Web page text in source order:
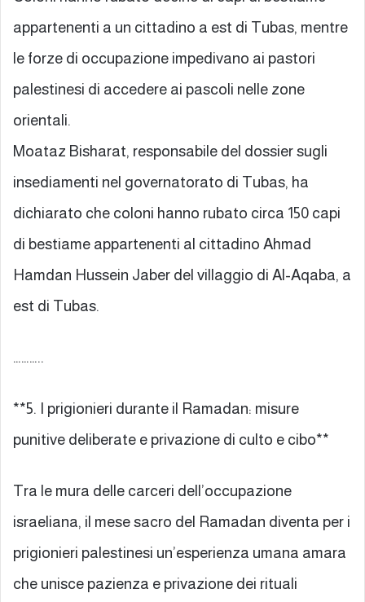
appartenenti a un cittadino a est di Tubas, mentre
le forze di occupazione impedivano ai pastori
palestinesi di accedere ai pascoli nelle zone
orientali.
Moataz Bisharat, responsabile del dossier sugli
insediamenti nel governatorato di Tubas, ha
dichiarato che coloni hanno rubato circa 150 capi
di bestiame appartenenti al cittadino Ahmad
Hamdan Hussein Jaber del villaggio di Al-Aqaba, a
est di Tubas.
………..
**5. I prigionieri durante il Ramadan: misure
punitive deliberate e privazione di culto e cibo**
Tra le mura delle carceri dell’occupazione
israeliana, il mese sacro del Ramadan diventa per i
prigionieri palestinesi un’esperienza umana amara
che unisce pazienza e privazione dei rituali